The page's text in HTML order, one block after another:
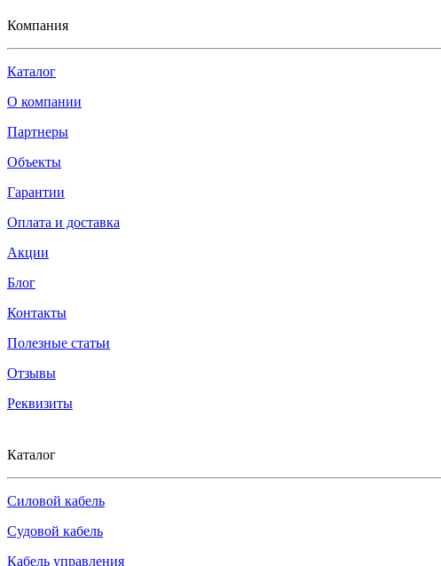
Компания
Каталог
О компании
Партнеры
Объекты
Гарантии
Оплата и доставка
Акции
Блог
Контакты
Полезные статьи
Отзывы
Реквизиты
Каталог
Силовой кабель
Судовой кабель
Кабель управления